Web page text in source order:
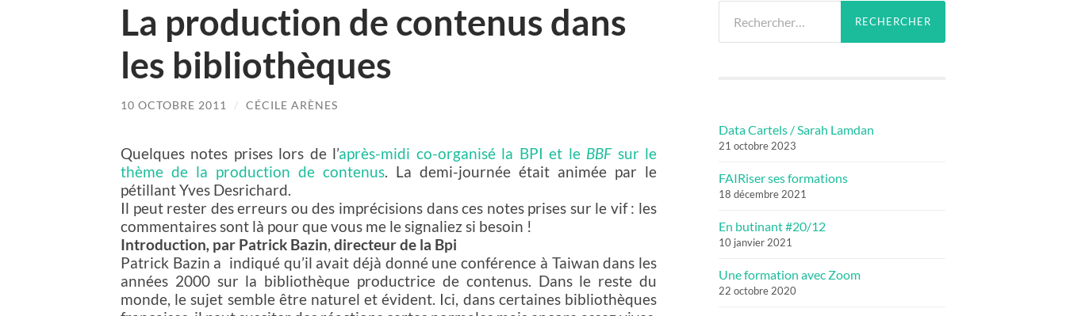
La production de contenus dans
les bibliothèques
10 OCTOBRE 2011 / CÉCILE ARÈNES
Quelques notes prises lors de l’après-midi co-organisé la BPI et le BBFsur le
thème de la production de contenus . La demi-journée était animée par le
pétillant Yves Desrichard.
Il peut rester des erreurs ou des imprécisions dans ces notes prises sur le vif : les
commentaires sont là pour que vous me le signaliez si besoin !
Introduction, par Patrick Bazin directeur de la Bpi
Patrick Bazin a indiqué qu’il avait déjà donné une conférence à Taiwan dans les
années 2000 sur la bibliothèque productrice de contenus. Dans le reste du
monde, le sujet semble être naturel et évident. Ici, dans certaines bibliothèques
Data Cartels / Sarah Lamdan
21 octobre 2023
FAIRiser ses formations
18 décembre 2021
En butinant #20/12
10 janvier 2021
Une formation avec Zoom
22 octobre 2020